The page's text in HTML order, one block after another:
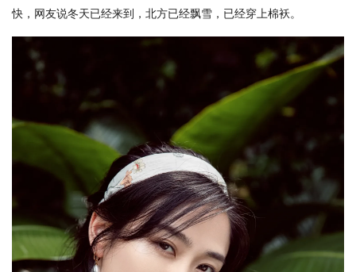
快，网友说冬天已经来到，北方已经飘雪，已经穿上棉袄。